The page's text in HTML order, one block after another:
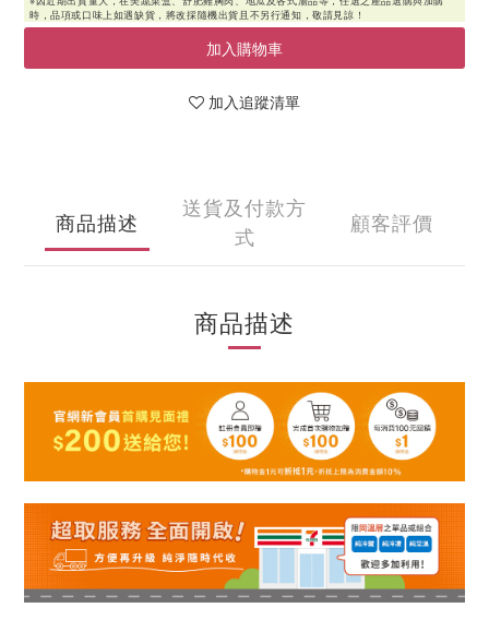
加入購物車
加入追蹤清單
商品描述
送貨及付款方
式
顧客評價
商品描述